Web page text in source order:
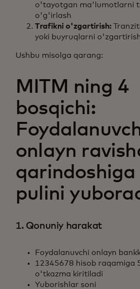
o'tayotgan ma'lumotlarni
o'g'irlash
Trafikni o'zgartirish:
yoki buyruqlarni
Ushbu misolga qarang:
MITM ning 4
bosqichi:
onlayn
qarindoshiga
pulini
1. Qonuniy harakat
Foydalanuvchi onlayn
12345678 hisob raqamiga
o'tkazma kiritiladi
Yuborishlar soni